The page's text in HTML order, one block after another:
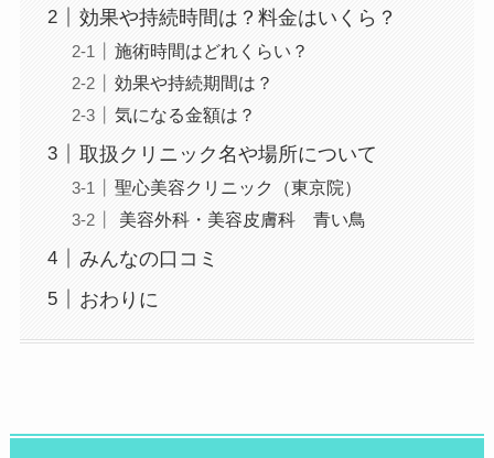
効果や持続時間は？料金はいくら？
施術時間はどれくらい？
効果や持続期間は？
気になる金額は？
取扱クリニック名や場所について
聖心美容クリニック（東京院）
美容外科・美容皮膚科 青い鳥
みんなの口コミ
おわりに